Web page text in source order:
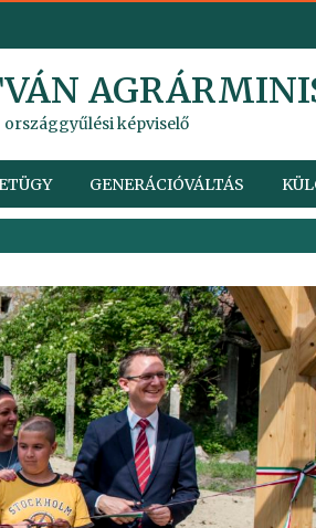
országgyűlési képviselő
GENERÁCIÓVÁLTÁS